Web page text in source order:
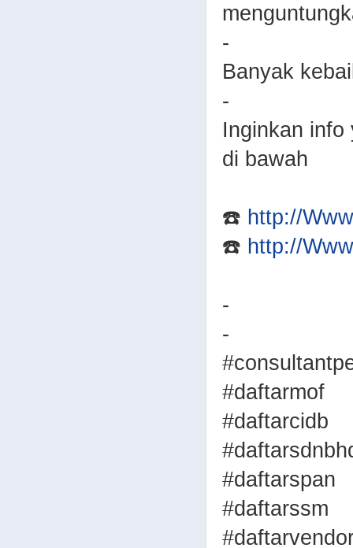
-
Banyak
-
Inginkan info
di bawah
☎️ http://
☎️ http://
-
-
#daftarmof
#daftarcidb
#daftarspan
#daftarssm